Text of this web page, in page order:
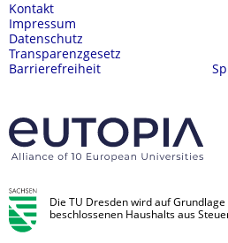
Kontakt
Impressum
Datenschutz
Transparenzgesetz
Barrierefreiheit
Die TU Dresden wird auf
beschlossenen Haushalts aus